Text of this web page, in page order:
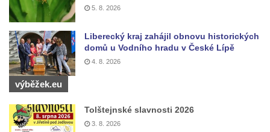
Sousoší Kalvárie před klášterem
dominikánů u Piaristického náměstí v
Českých Budějovicích
Socha svatého Václava u pramene v
Semilech
Pamětní deska Tomáše Garrigue Masaryka
na radnici v Českých Budějovicích
Pamětní deska na biskupské rezidenci v
5. 8. 2026
Liberecký kraj zahájil obnovu historických
domů u Vodního hradu v České Lípě
4. 8. 2026
výběžek.eu
Tolštejnské slavnosti 2026
3. 8. 2026